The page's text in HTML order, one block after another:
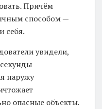
Причём
способом —
себя.
увидели,
наружу
опасные объекты.